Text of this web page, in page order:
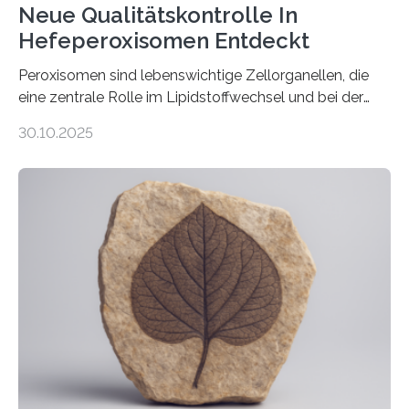
Neue Qualitätskontrolle In
Hefeperoxisomen Entdeckt
Peroxisomen sind lebenswichtige Zellorganellen, die
eine zentrale Rolle im Lipidstoffwechsel und bei der
erfüllen können, müssen zahlreiche Enzyme präzise in
der Ruhr-Universität Bochum um Prof. Dr. Ralf Erdmann
und Dr. Ismaila Francis Yusuf hat nun einen bislang
unbekannten Qualitätskontrollmechanismus des
peroxisomalen Proteintransports in der Bäckerhefe
Saccharomyces cerevisiae entdeckt, der für die
Funktionsfähigkeit der Organellen entscheidend ist. Die
Studie wurde am 28. Oktober 2025 in der
Fachzeitschrift…
30.10.2025